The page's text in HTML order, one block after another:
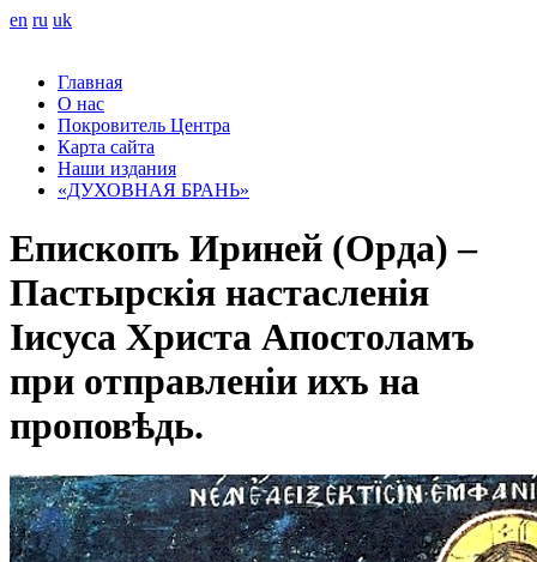
en ru uk
Главная
О нас
Покровитель Центра
Карта сайта
Наши издания
«ДУХОВНАЯ БРАНЬ»
Епископъ Ириней (Орда) –
Пастырскія настасленія
Іисуса Христа Апостоламъ
при отправленіи ихъ на
проповѣдь.